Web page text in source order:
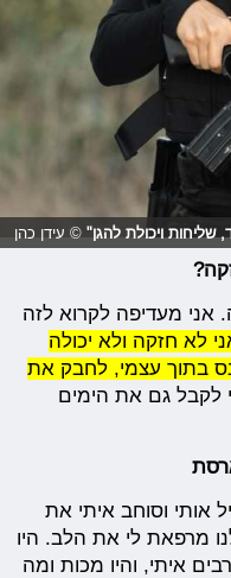
שליחות ויכולת להגן" © עידן כהן
אני מעדיפה לקרוא לזה
לא חזקה ולא יכולה
בתוך עצמי, לחבק את
לקבל גם את הימים
אותי וסוחב איתי את
מרפאת לי את הלב. היו
איתי, והיו מכות ומה